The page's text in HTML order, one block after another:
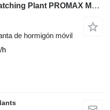
Promax Mobile Concrete Batching Plant PROMAX M120-TWN DT (120m³/h)
de hormigón móvil
h